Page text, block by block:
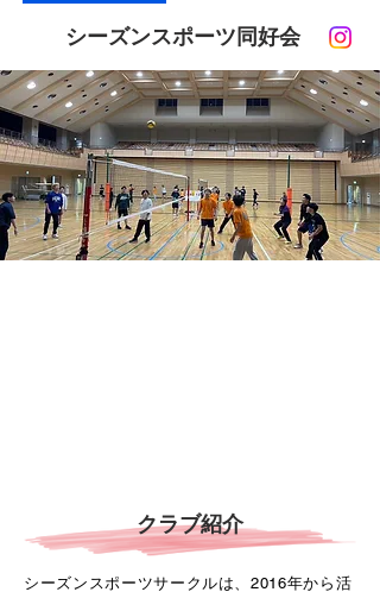
シーズンスポーツ同好会
クラブ紹介
シーズンスポーツサークルは、2016年から活